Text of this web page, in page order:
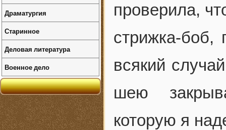
проверила,
стрижка-боб,
всякий
шею
которую я
Драматургия
Старинное
Деловая литература
Военное дело